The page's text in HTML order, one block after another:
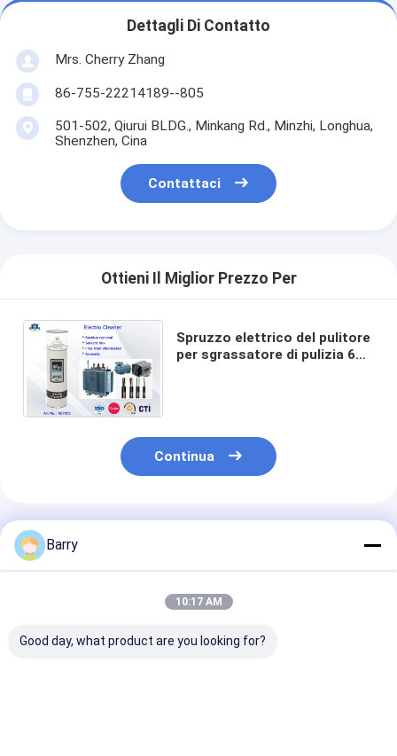
Dettagli Di Contatto
Mrs. Cherry Zhang
86-755-22214189--805
501-502, Qiurui BLDG., Minkang Rd., Minzhi, Longhua,
Shenzhen, Cina
Contattaci
Ottieni Il Miglior Prezzo Per
Spruzzo elettrico del pulitore
per sgrassatore di pulizia 65
Continua
Prodotti Raccomandati
Barry
10:17 AM
Good day, what product are you looking for?